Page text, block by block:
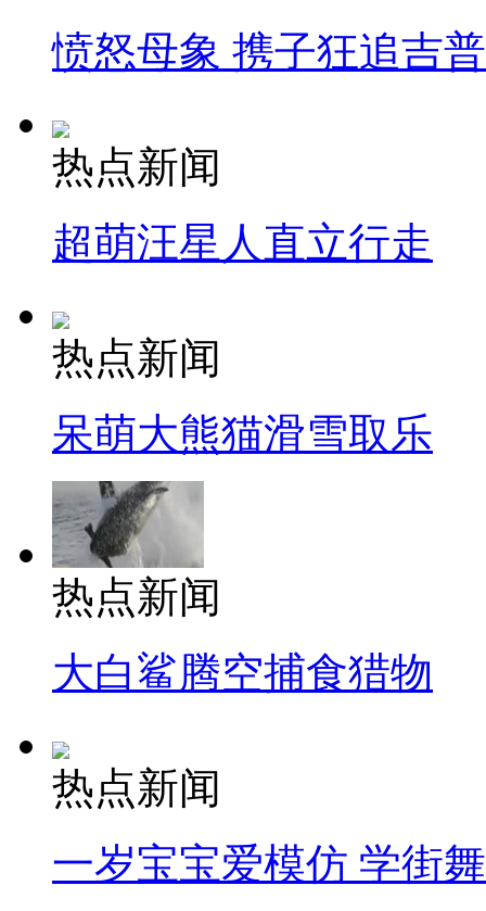
愤怒母象 携子狂追吉
热点新闻
超萌汪星人直立行走
热点新闻
呆萌大熊猫滑雪取乐
热点新闻
大白鲨腾空捕食猎物
热点新闻
一岁宝宝爱模仿 学街